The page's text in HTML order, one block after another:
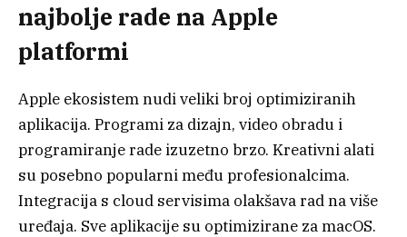
najbolje rade na Apple
platformi
Apple ekosistem nudi veliki broj optimiziranih
aplikacija. Programi za dizajn, video obradu i
programiranje rade izuzetno brzo. Kreativni alati
su posebno popularni među profesionalcima.
Integracija s cloud servisima olakšava rad na više
uređaja. Sve aplikacije su optimizirane za macOS.